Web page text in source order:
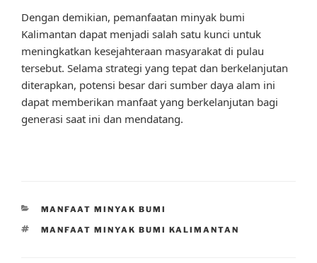
Dengan demikian, pemanfaatan minyak bumi
Kalimantan dapat menjadi salah satu kunci untuk
meningkatkan kesejahteraan masyarakat di pulau
tersebut. Selama strategi yang tepat dan berkelanjutan
diterapkan, potensi besar dari sumber daya alam ini
dapat memberikan manfaat yang berkelanjutan bagi
generasi saat ini dan mendatang.
CATEGORIES
MANFAAT MINYAK BUMI
TAGS
MANFAAT MINYAK BUMI KALIMANTAN